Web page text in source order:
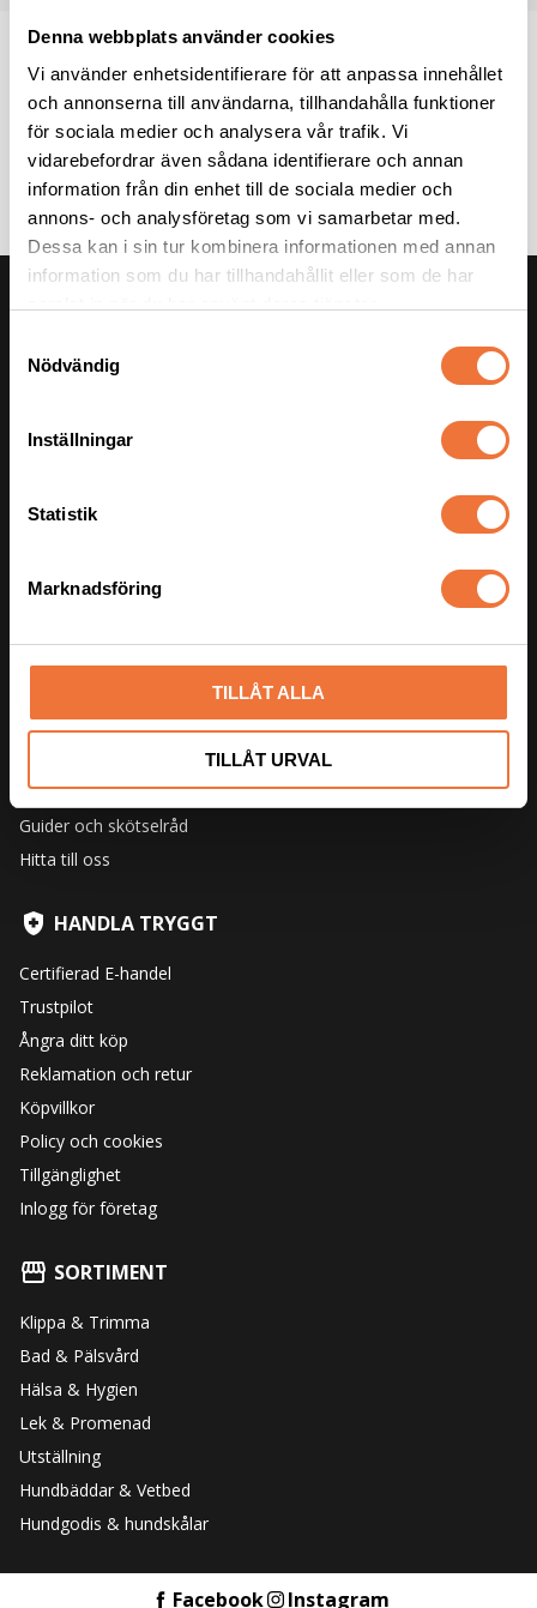
Denna webbplats använder cookies
Vi använder enhetsidentifierare för att anpassa innehållet
och annonserna till användarna, tillhandahålla funktioner
för sociala medier och analysera vår trafik. Vi
vidarebefordrar även sådana identifierare och annan
information från din enhet till de sociala medier och
annons- och analysföretag som vi samarbetar med.
Dessa kan i sin tur kombinera informationen med annan
information som du har tillhandahållit eller som de har
Nödvändig
Inställningar
Statistik
Marknadsföring
TILLÅT ALLA
TILLÅT URVAL
E-post: info@4dogs.se
Hämta order hos 4Dogs
Om oss
Vanliga frågor
Guider och skötselråd
Hitta till oss
HANDLA TRYGGT
Certifierad E-handel
Trustpilot
Ångra ditt köp
Reklamation och retur
Köpvillkor
Policy och cookies
Tillgänglighet
Inlogg för företag
SORTIMENT
Klippa & Trimma
Bad & Pälsvård
Hälsa & Hygien
Lek & Promenad
Utställning
Hundbäddar & Vetbed
Hundgodis & hundskålar
Facebook Instagram